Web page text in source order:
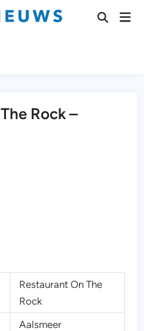
Zoeken
Rock –
Restaurant On The
Rock
Aalsmeer